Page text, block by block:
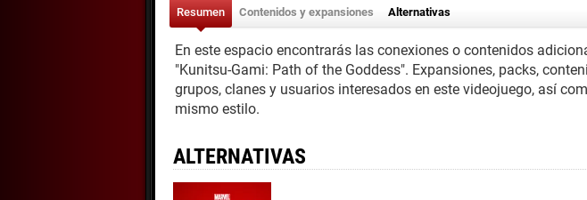
Resumen Contenidos y expansiones Alternativas
En este espacio encontrarás las conexiones o contenidos
"Kunitsu-Gami: Path of the Goddess". Expansiones, packs,
grupos, clanes y usuarios interesados en este videojuego, así
mismo estilo.
ALTERNATIVAS